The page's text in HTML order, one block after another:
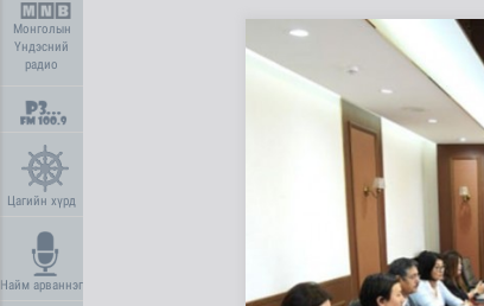
Монголын
Үндэсний
радио
Цагийн хүрд
Найм арваннэг